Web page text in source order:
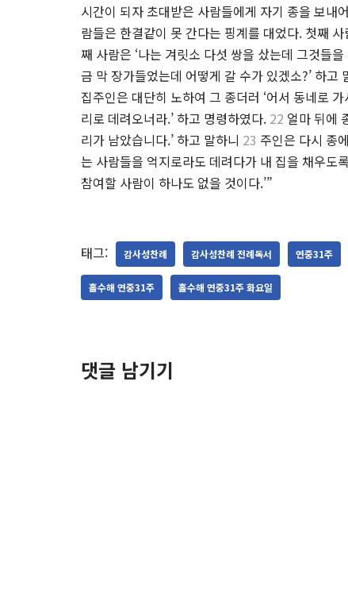
시간이 되자 초대받은 사람들에게 자기 종을 보내
람들은 한결같이 못 간다는 핑계를 대었다. 첫째
째 사람은 ‘나는 겨릿소 다섯 쌍을 샀는데 그것들
금 막 장가들었는데 어떻게 갈 수가 있겠소?’ 하고
집주인은 대단히 노하여 그 종더러 ‘어서 동네로
리로 데려오너라.’ 하고 명령하였다. 22 얼마 뒤에
리가 남았습니다.’ 하고 말하니 23 주인은 다시 종
는 사람들을 억지로라도 데려다가 내 집을 채우도
참여할 사람이 하나도 없을 것이다.’”
태그: 감사성찬례 감사성찬례 전례독서 연중31주
홀수해 연중31주 홀수해 연중31주 화요일
댓글 남기기